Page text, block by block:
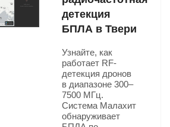
детекция
БПЛА в Твери
Узнайте, как
работает RF-
детекция дронов
в диапазоне 300–
7500 МГц.
Система Малахит
обнаруживает